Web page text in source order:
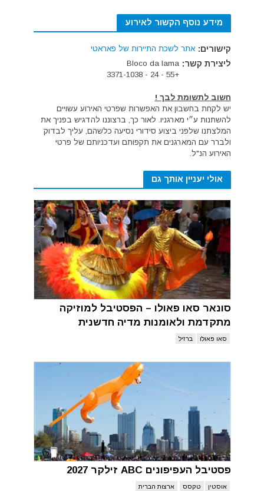
מידע נוסף הקשור לאירוע
קישורים: אתר לשכת התיירות של פאראטי
ליצירת קשר: Bloco da lama
+55 - 24 - 3371-1038
חשוב לתשומת לבך !
יש לקחת בחשבון את האפשרות שפרטי האירוע עשויים
להשתנות ע״י מארגניו. לאור כך, ברצוננו להדגיש בפניך את
המלצתנו שלפני ביצוע סידורי נסיעה כלשהם, עליך לבדוק
ולברר עם המארגנים את תקפותם ועדכניותם של פרטי
האירוע הנ"ל.
אולי יעניין אותך גם
סונאר סאו פאולו – הפסטיבל למוזיקה
מתקדמת ולאומנות מדיה חדשנית
סאו פאולו ברזיל
פסטיבל העפיפונים ABC זילקר 2027
אוסטין טקסס ארצות הברית